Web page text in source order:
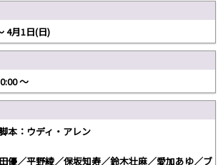
4月1日(日)
〜
本：ウディ・アレン
優／平野綾／保坂知寿／鈴木壮麻／愛加あゆ／ブ